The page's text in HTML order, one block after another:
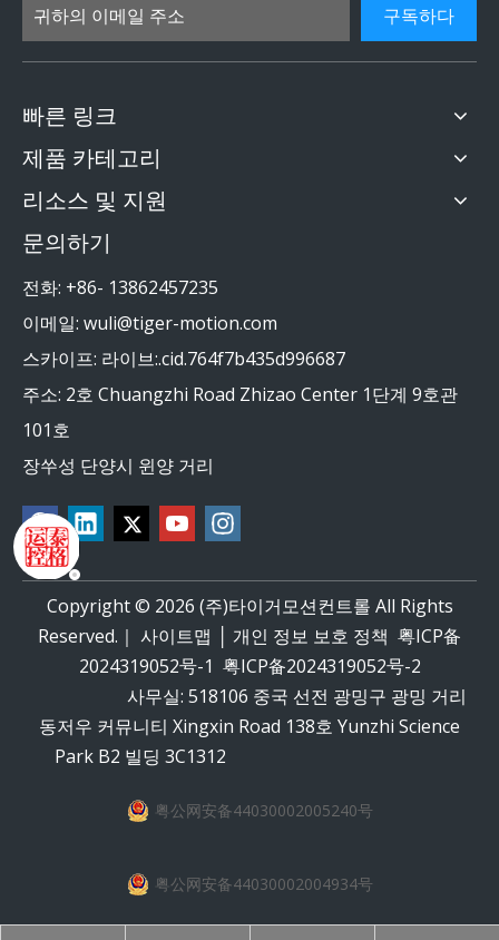
구독하다
빠른 링크
제품 카테고리
리소스 및 지원
문의하기
전화: +86- 13862457235
이메일: wuli@tiger-motion.com
스카이프: 라이브:.cid.764f7b435d996687
주소: 2호 Chuangzhi Road Zhizao Center 1단계 9호관
101호
장쑤성 단양시 윈양 거리
Copyright © 2026 (주)타이거모션컨트롤 All Rights
Reserved.｜ 사이트맵 개인 정보 보호 정책 粤ICP备
2024319052号-1 粤ICP备2024319052号-2
사무실: 518106 중국 선전 광밍구 광밍 거리
동저우 커뮤니티 Xingxin Road 138호 Yunzhi Science
Park B2 빌딩 3C1312
粤公网安备44030002005240号
粤公网安备44030002004934号